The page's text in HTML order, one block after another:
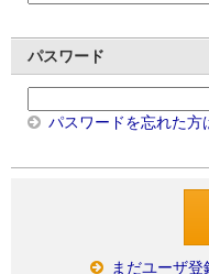
パスワード
パスワードを忘れた方
まだユーザ